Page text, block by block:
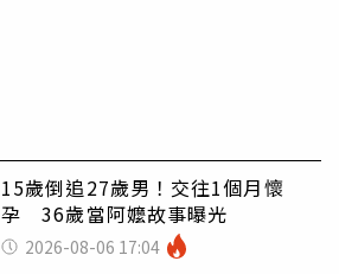
15歲倒追27歲男！交往1個月懷
孕 36歲當阿嬤故事曝光
2026-08-06 17:04